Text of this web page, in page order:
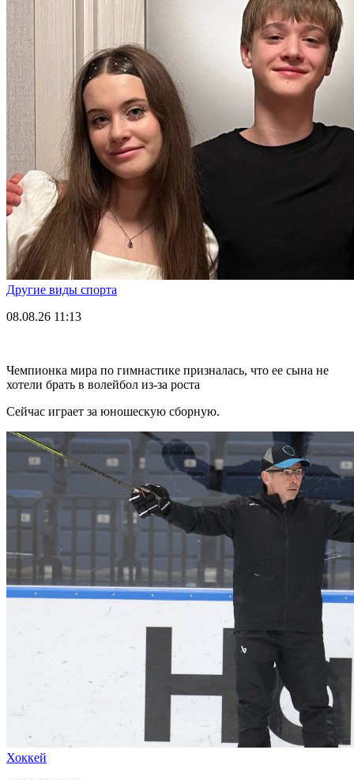
Другие виды спорта
08.08.26 11:13
Чемпионка мира по гимнастике призналась, что ее сына не
хотели брать в волейбол из-за роста
Сейчас играет за юношескую сборную.
Хоккей